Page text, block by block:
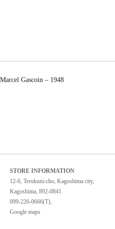
Marcel Gascoin – 1948
STORE INFORMATION
12-6, Terukuni-cho, Kagoshima city,
Kagoshima, 892-0841
099-226-0666(T),
Google maps